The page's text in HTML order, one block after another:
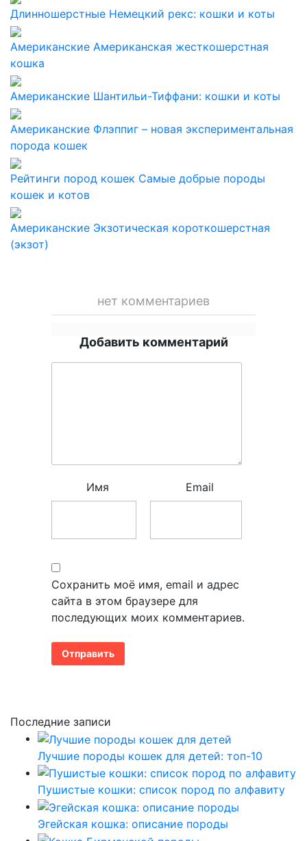
Длинношерстные Немецкий рекс: кошки и коты
Американские Американская жесткошерстная
кошка
Американские Шантильи-Тиффани: кошки и коты
Американские Флэппиг – новая экспериментальная
порода кошек
Рейтинги пород кошек Самые добрые породы
кошек и котов
Американские Экзотическая короткошерстная
(экзот)
нет комментариев
Добавить комментарий
Имя Email
Сохранить моё имя, email и адрес
сайта в этом браузере для
последующих моих комментариев.
Последние записи
Лучшие породы кошек для детей: топ-10
Пушистые кошки: список пород по алфавиту
Эгейская кошка: описание породы